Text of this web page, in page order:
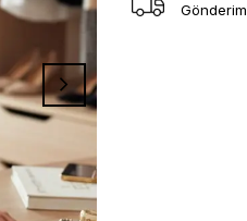
Gönderim